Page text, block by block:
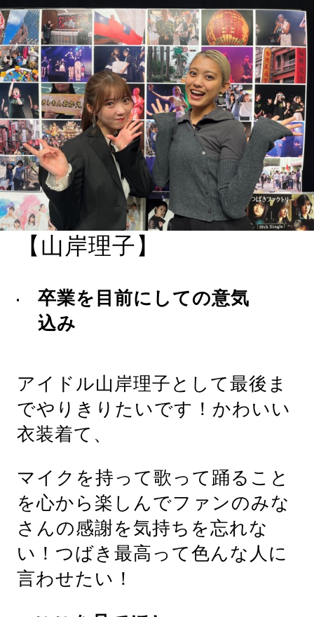
【山岸理子】
卒業を目前にしての意気
込み
アイドル山岸理子として最後ま
でやりきりたいです！かわいい
衣装着て、
マイクを持って歌って踊ること
を心から楽しんでファンのみな
さんの感謝を気持ちを忘れな
い！つばき最高って色んな人に
言わせたい！